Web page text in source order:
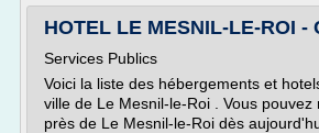
HOTEL LE MESNIL-LE-ROI -
Services Publics
Voici la liste des hébergements et
ville de Le Mesnil-le-Roi . Vous
près de Le Mesnil-le-Roi dès